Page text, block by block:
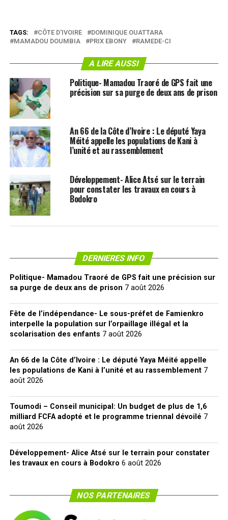
TAGS: CÔTE D'IVOIRE
DOMINIQUE OUATTARA
MAMADOU DOUMBIA
PRIX EBONY RAMEDE-CI
A LIRE AUSSI
Politique- Mamadou Traoré de GPS fait une
précision sur sa purge de deux ans de prison
An 66 de la Côte d’Ivoire : Le député Yaya
Méité appelle les populations de Kani à
l’unité et au rassemblement
Développement- Alice Atsé sur le terrain
pour constater les travaux en cours à
Bodokro
DERNIERES INFO
Politique- Mamadou Traoré de GPS fait une précision sur
sa purge de deux ans de prison 7 août 2026
Fête de l’indépendance- Le sous-préfet de Famienkro
interpelle la population sur l’orpaillage illégal et la
scolarisation des enfants 7 août 2026
An 66 de la Côte d’Ivoire : Le député Yaya Méité appelle
les populations de Kani à l’unité et au rassemblement 7
août 2026
Toumodi – Conseil municipal: Un budget de plus de 1,6
milliard FCFA adopté et le programme triennal dévoilé 7
août 2026
Développement- Alice Atsé sur le terrain pour constater
les travaux en cours à Bodokro 6 août 2026
NOS PARTENAIRES